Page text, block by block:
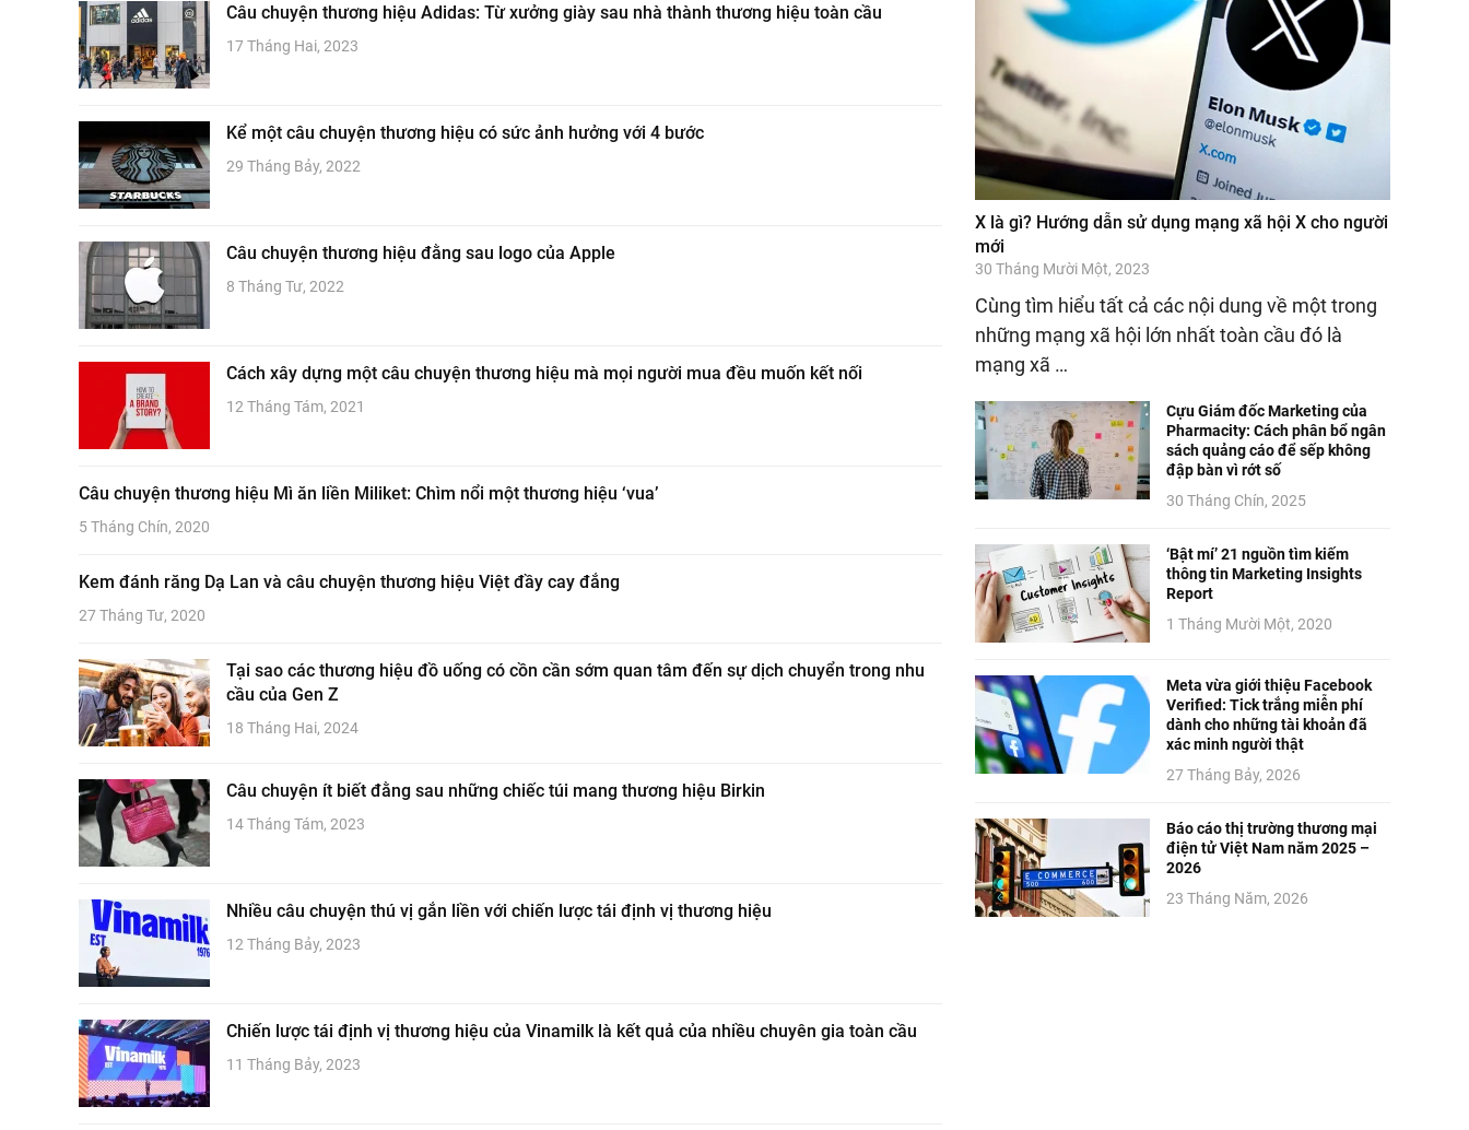
Câu chuyện thương hiệu Adidas: Từ xưởng giày sau nhà thành thương hiệu toàn cầu
17 Tháng Hai, 2023
Kể một câu chuyện thương hiệu có sức ảnh hưởng với 4 bước
29 Tháng Bảy, 2022
Câu chuyện thương hiệu đằng sau logo của Apple
8 Tháng Tư, 2022
Cách xây dựng một câu chuyện thương hiệu mà mọi người mua đều muốn kết nối
12 Tháng Tám, 2021
Câu chuyện thương hiệu Mì ăn liền Miliket: Chìm nổi một thương hiệu ‘vua’
5 Tháng Chín, 2020
Kem đánh răng Dạ Lan và câu chuyện thương hiệu Việt đầy cay đắng
27 Tháng Tư, 2020
Tại sao các thương hiệu đồ uống có cồn cần sớm quan tâm đến sự dịch chuyển trong nhu
cầu của Gen Z
18 Tháng Hai, 2024
Câu chuyện ít biết đằng sau những chiếc túi mang thương hiệu Birkin
14 Tháng Tám, 2023
Nhiều câu chuyện thú vị gắn liền với chiến lược tái định vị thương hiệu
12 Tháng Bảy, 2023
Chiến lược tái định vị thương hiệu của Vinamilk là kết quả của nhiều chuyên gia toàn cầu
11 Tháng Bảy, 2023
X là gì? Hướng dẫn sử dụng mạng xã hội X cho người
mới
30 Tháng Mười Một, 2023
Cùng tìm hiểu tất cả các nội dung về một trong
những mạng xã hội lớn nhất toàn cầu đó là
mạng xã …
Cựu Giám đốc Marketing của
Pharmacity: Cách phân bổ ngân
sách quảng cáo để sếp không
đập bàn vì rớt số
30 Tháng Chín, 2025
‘Bật mí’ 21 nguồn tìm kiếm
thông tin Marketing Insights
Report
1 Tháng Mười Một, 2020
Meta vừa giới thiệu Facebook
Verified: Tick trắng miễn phí
dành cho những tài khoản đã
xác minh người thật
27 Tháng Bảy, 2026
Báo cáo thị trường thương mại
điện tử Việt Nam năm 2025 –
2026
23 Tháng Năm, 2026